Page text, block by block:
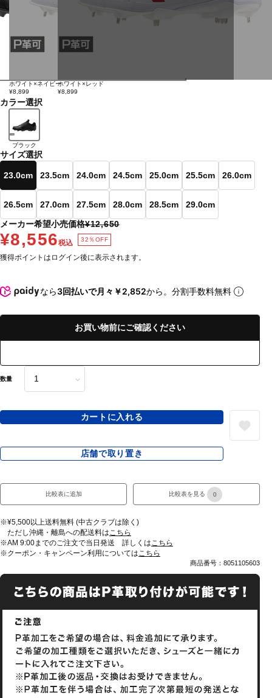
ホワイト×ネイビー
¥8,899
ホワイト×レッド
¥8,899
カラー選択
ブラック
サイズ選択
23.0cm 23.5cm 24.0cm 24.5cm 25.0cm 25.5cm 26.0cm
26.5cm 27.0cm 27.5cm 28.0cm 28.5cm
29.0cm
メーカー希望小売価格¥12,650
¥8,556税込 32％OFF
獲得ポイントはログイン後に表示されます。
なら3回払いで月々￥2,852から。分割手数料無料
お買い物前にご確認ください
数量
カートに入れる
店舗で取り置き
比較表に追加 比較表を見る 0
※¥5,500以上送料無料 (中古クラブは除く)
ただし沖縄・離島への配送料はこちら
※AM 9:00までのご注文で当日発送 詳しくはこちら
※クーポン・キャンペーン利用についてはこちら
商品番号：8051105603